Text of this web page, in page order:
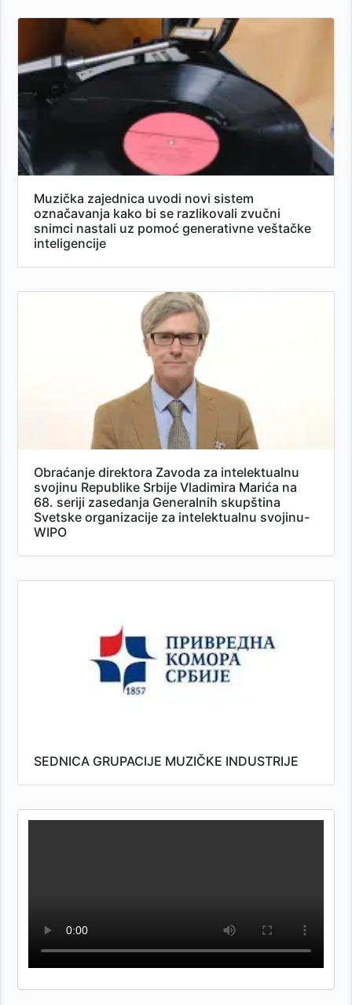
Muzička zajednica uvodi novi sistem
označavanja kako bi se razlikovali zvučni
snimci nastali uz pomoć generativne veštačke
inteligencije
Obraćanje direktora Zavoda za intelektualnu
svojinu Republike Srbije Vladimira Marića na
68. seriji zasedanja Generalnih skupština
Svetske organizacije za intelektualnu svojinu-
WIPO
SEDNICA GRUPACIJE MUZIČKE INDUSTRIJE